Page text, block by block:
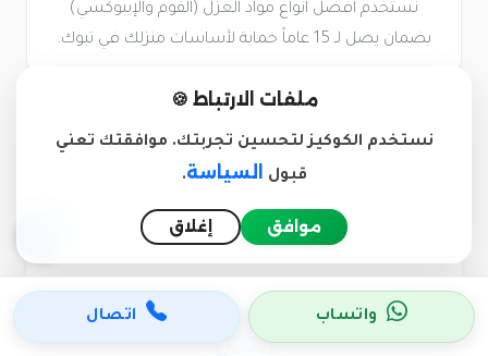
نستخدم أفضل أنواع مواد العزل (الفوم والإيبوكسي)
بضمان يصل لـ 15 عاماً حماية لأساسات منزلك في تبوك.
نصيحة لوجه الله قبل اختيار شركة
النقل
واتساب اتصال
ملفات الارتباط 🍪
نستخدم الكوكيز لتحسين تجربتك. موافقتك تعني
قبول
السياسة.
موافق إغلاق